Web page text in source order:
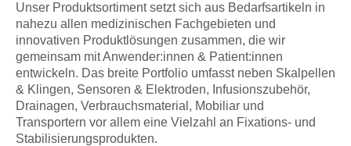
Unser Produktsortiment setzt sich aus Bedarfsartikeln in
nahezu allen medizinischen Fachgebieten und
innovativen Produktlösungen zusammen, die wir
gemeinsam mit Anwender:innen & Patient:innen
entwickeln. Das breite Portfolio umfasst neben Skalpellen
& Klingen, Sensoren & Elektroden, Infusionszubehör,
Drainagen, Verbrauchsmaterial, Mobiliar und
Transportern vor allem eine Vielzahl an Fixations- und
Stabilisierungsprodukten.